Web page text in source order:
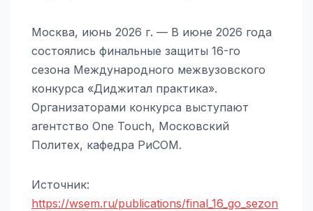
Москва, июнь 2026 г. — В июне 2026 года
состоялись финальные защиты 16-го
сезона Международного межвузовского
конкурса «Диджитал практика».
Организаторами конкурса выступают
агентство One Touch, Московский
Политех, кафедра РиСОМ.
Источник:
https://wsem.ru/publications/final_16_go_sezon